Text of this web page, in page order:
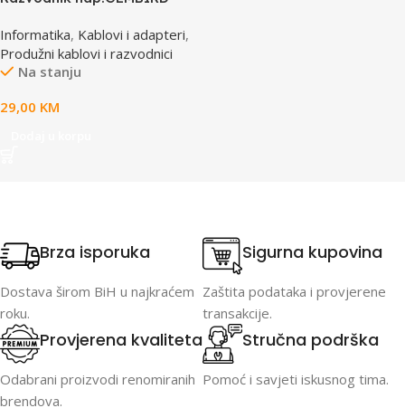
prekidac, 4,5m, osigurač,
prenaponska zaštita
Informatika, Kablovi i adapteri,
Produžni kablovi i razvodnici
Na stanju
29,00 KM
Brza isporuka
Dostava širom BiH u najkraćem
roku.
Sigurna kupovina
Zaštita podataka i provjerene
transakcije.
Provjerena kvaliteta
Odabrani proizvodi renomiranih
brendova.
Stručna podrška
Pomoć i savjeti iskusnog tima.